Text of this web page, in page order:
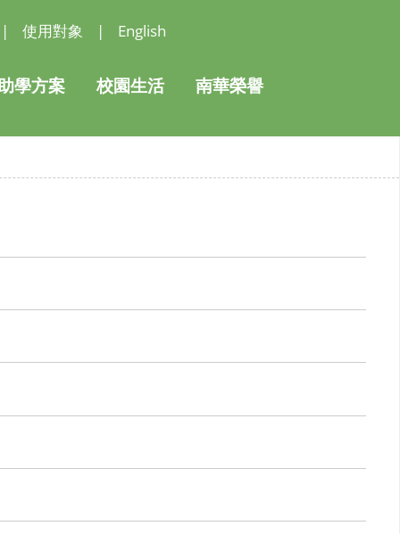
| 使用對象 | English
學方案 校園生活 南華榮譽